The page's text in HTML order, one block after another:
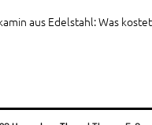
aus Edelstahl: Was